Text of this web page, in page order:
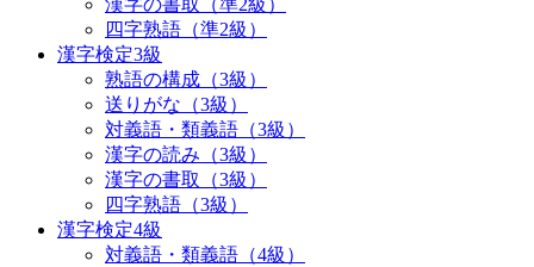
四字熟語（準2級）
漢字検定3級
熟語の構成（3級）
送りがな（3級）
対義語・類義語（3級）
漢字の読み（3級）
漢字の書取（3級）
四字熟語（3級）
漢字検定4級
対義語・類義語（4級）